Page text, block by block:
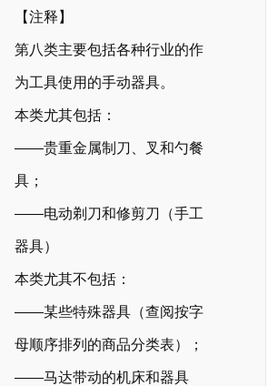
【注释】
第八类主要包括各种行业的作
为工具使用的手动器具。
本类尤其包括：
——贵重金属制刀、叉和勺餐
具；
——电动剃刀和修剪刀（手工
器具）
本类尤其不包括：
——某些特殊器具（查阅按字
母顺序排列的商品分类表）；
——马达带动的机床和器具